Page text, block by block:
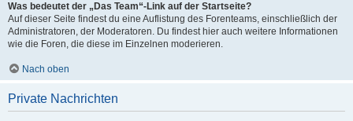
Was bedeutet der „Das Team“-Link auf der Startseite?
Auf dieser Seite findest du eine Auflistung des Forenteams, einschließlich der
Administratoren, der Moderatoren. Du findest hier auch weitere Informationen
wie die Foren, die diese im Einzelnen moderieren.
Nach oben
Private Nachrichten